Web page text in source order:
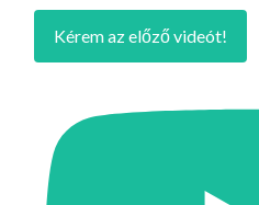
Kérem az előző videót!